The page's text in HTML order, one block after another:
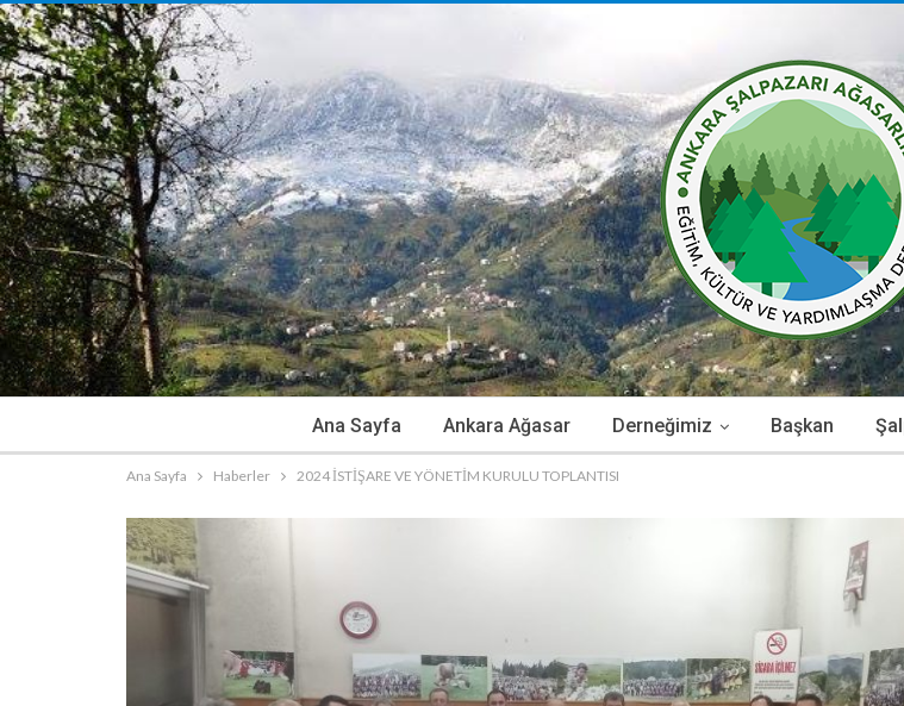
Ana Sayfa Ankara Ağasar Derneğimiz Başkan
Ana Sayfa Haberler 2024 İSTİŞARE VE YÖNETİM KURULU TOPLANTISI